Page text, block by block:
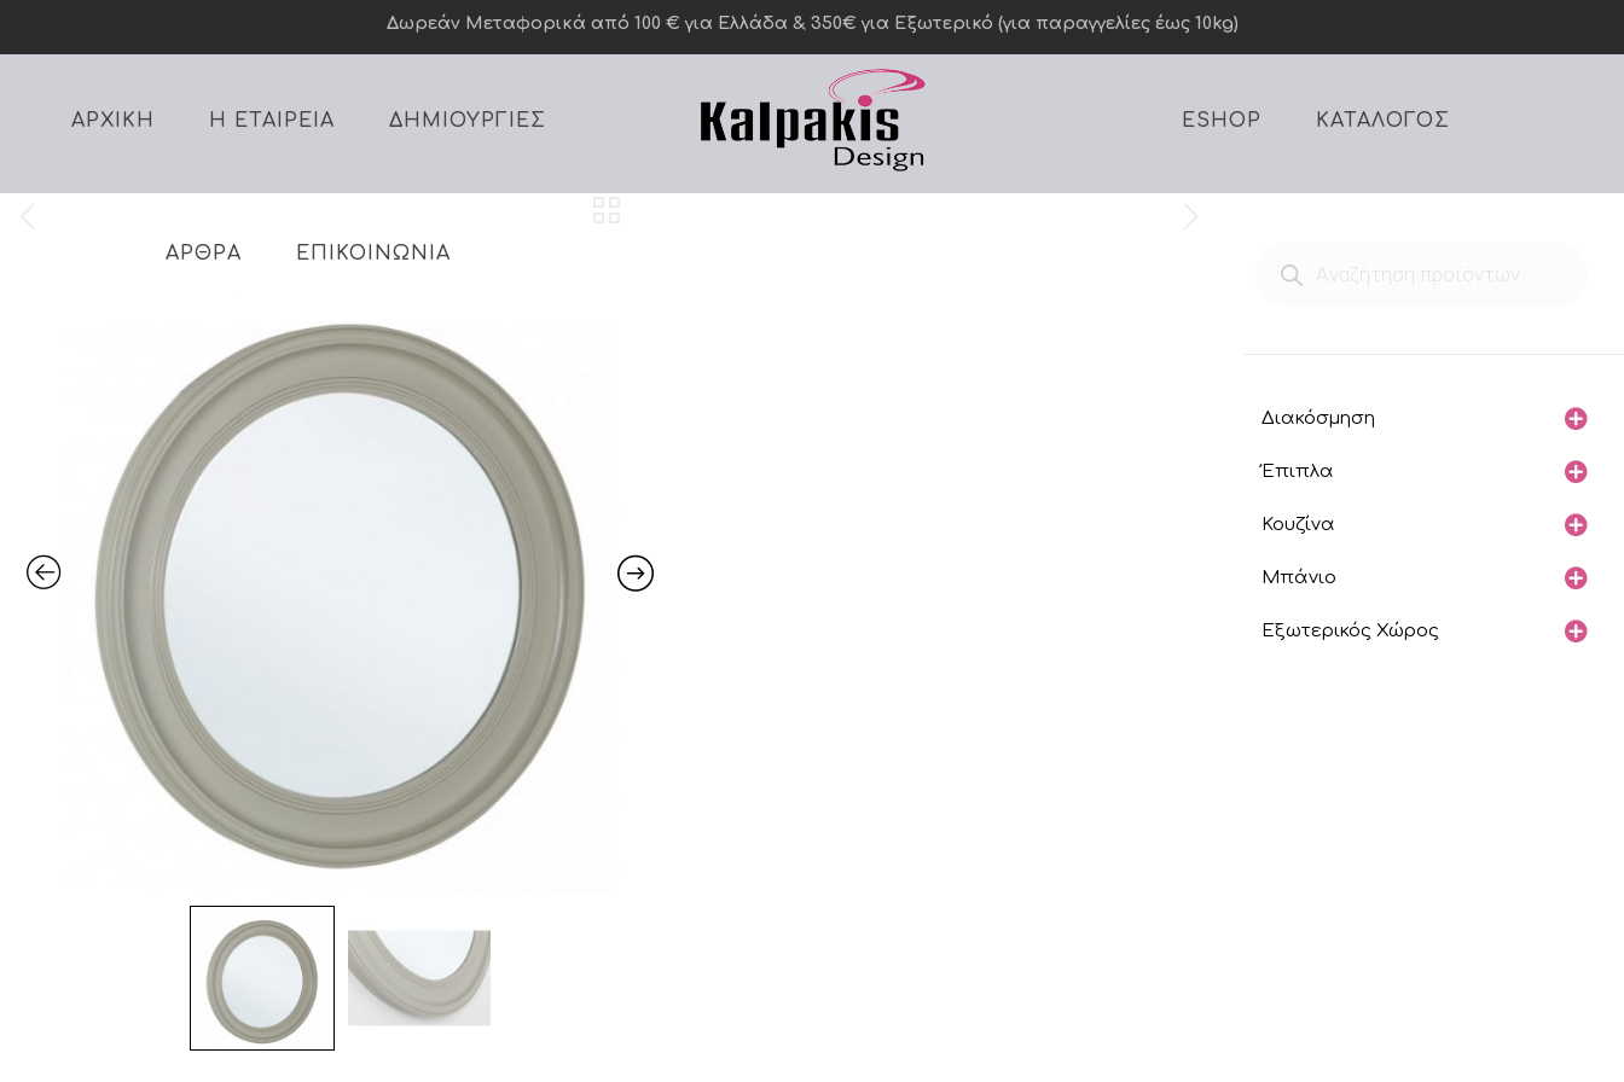
Δωρεάν Mεταφορικά από 100 € για Ελλάδα & 350€ για Eξωτερικό (για παραγγελίες έως 10kg)
ΑΡΧΙΚΗ Η ΕΤΑΙΡΕΙΑ ΔΗΜΙΟΥΡΓΙΕΣ
ΑΡΘΡΑ ΕΠΙΚΟΙΝΩΝΙΑ
ESHOP ΚΑΤΑΛΟΓΟΣ
search
Διακόσμηση
Έπιπλα
Κουζίνα
Μπάνιο
Εξωτερικός Χώρος